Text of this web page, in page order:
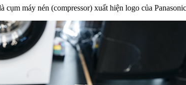
máy nén (compressor) xuất hiện logo của